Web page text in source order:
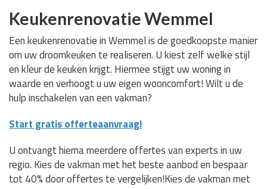
Keukenrenovatie Wemmel
Een keukenrenovatie in Wemmel is de goedkoopste manier
om uw droomkeuken te realiseren. U kiest zelf welke stijl
en kleur de keuken krijgt. Hiermee stijgt uw woning in
waarde en verhoogt u uw eigen wooncomfort! Wilt u de
hulp inschakelen van een vakman?
Start gratis offerteaanvraag!
U ontvangt hierna meerdere offertes van experts in uw
regio. Kies de vakman met het beste aanbod en bespaar
tot 40% door offertes te vergelijken!Kies de vakman met